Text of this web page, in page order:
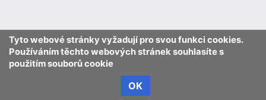
Tyto webové stránky vyžadují pro svou funkci cookies.
Používáním těchto webových stránek souhlasíte s
použitím souborů cookie
OK